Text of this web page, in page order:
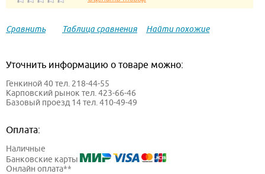
Сравнить Таблица сравнения Найти похожие
Уточнить информацию о товаре можно:
Генкиной 40 тел. 218-44-55
Карповский рынок тел. 423-66-46
Базовый проезд 14 тел. 410-49-49
Оплата:
Наличные
Банковские карты
Онлайн оплата**